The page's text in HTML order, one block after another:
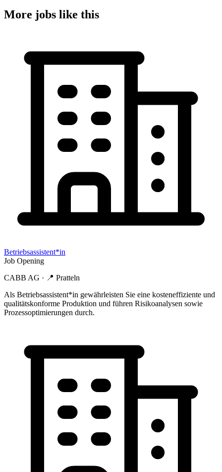
More jobs like this
Betriebsassistent*in
Job Opening
CABB AG · 📍 Pratteln
Als Betriebsassistent*in gewährleisten Sie eine kosteneffiziente und
qualitätskonforme Produktion und führen Risikoanalysen sowie
Prozessoptimierungen durch.